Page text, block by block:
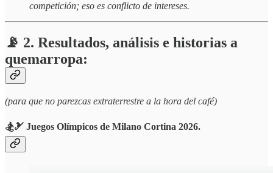
competición; eso es conflicto de intereses.
📡 2. Resultados, análisis e historias a
quemarropa:
(para que no parezcas extraterrestre a la hora del café)
🏂🎿 Juegos Olímpicos de Milano Cortina 2026.